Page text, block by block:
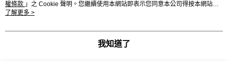
權條款 」之 Cookie 聲明。您繼續使用本網站即表示您同意本公司得按本網站使
用條款之 Cookie 聲明使用 cookie。
了解更多 >
我知道了